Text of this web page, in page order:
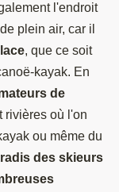
l'endroit
plein air, car il
, que ce soit
kayak. En
de
rivières où l'on
ou même du
des skieurs